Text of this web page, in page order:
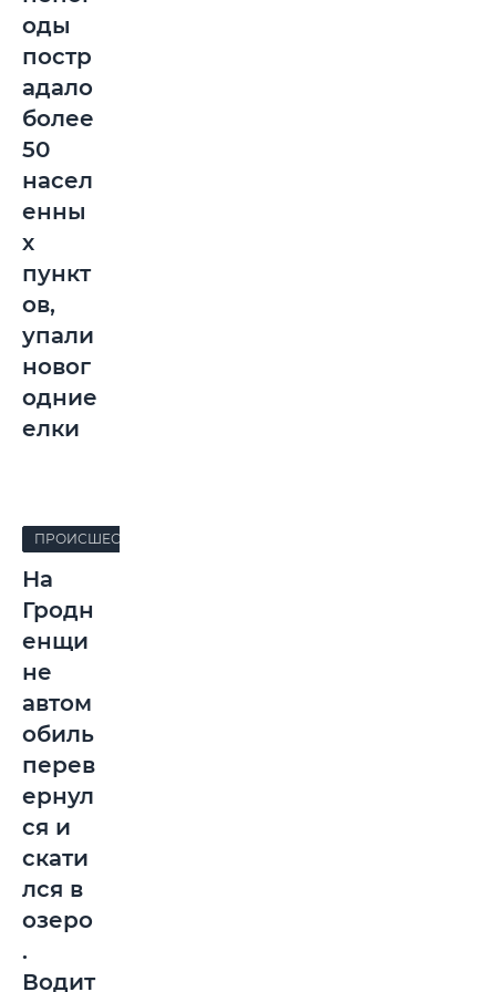
оды
постр
адало
более
50
насел
енны
х
пункт
ов,
упали
новог
одние
елки
ПРОИСШЕСТВИЯ
На
Гродн
енщи
не
автом
обиль
перев
ернул
ся и
скати
лся в
озеро
.
Водит